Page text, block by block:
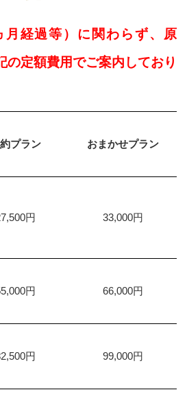
月経過等）に関わらず、原
の定額費用でご案内しており
プラン おまかせプラン
円 33,000円
円 66,000円
円 99,000円